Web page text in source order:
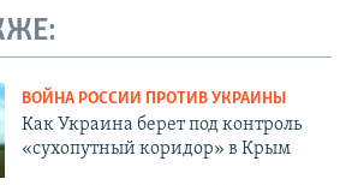
ВОЙНА РОССИИ ПРОТИВ УКРАИНЫ
Как Украина берет под контроль
«сухопутный коридор» в Крым